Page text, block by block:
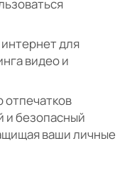
для
видео и
отпечатков
и безопасный
ваши личные